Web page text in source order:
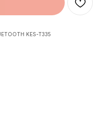
KES-T335